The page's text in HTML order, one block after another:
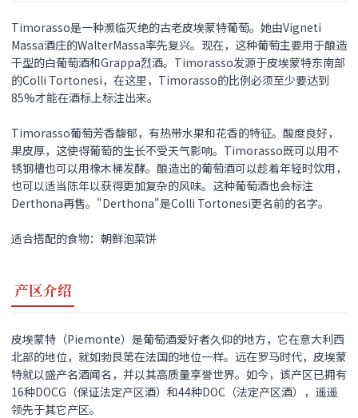
Timorasso是一种濒临灭绝的古老皮埃蒙特葡萄。她由Vigneti
Massa酒庄的WalterMassa率先复兴。现在，这种葡萄主要用于酿造
干型的白葡萄酒和Grappa烈酒。Timorasso发源于皮埃蒙特东南部
的Colli Tortonesi，在这里，Timorasso的比例必须至少要达到
85%才能在酒标上标注出来。
Timorasso葡萄芳香馥郁，有热带水果和花香的特征。酸度良好，
果皮厚，这使得葡萄的生长不受天气影响。Timorasso既可以用不
锈钢槽也可以用橡木桶发酵。酿造出的葡萄酒可以趁着年轻时饮用，
也可以适当陈年以获得更加复杂的风味。这种葡萄酒也会标注
Derthona再售。"Derthona"是Colli Tortonesi更名前的名字。
适合搭配的食物：朝鲜泡菜饼
产区介绍
皮埃蒙特（Piemonte）是葡萄酒爱好者久仰的地方，它在意大利西
北部的地位，就如勃艮第在法国的地位一样。远在罗马时代，皮埃蒙
特就以盛产名酒闻名，并以其高质量享誉世界。如今，该产区已拥有
16种DOCG（保证法定产区酒）和44种DOC（法定产区酒），遥遥
领先于其它产区。